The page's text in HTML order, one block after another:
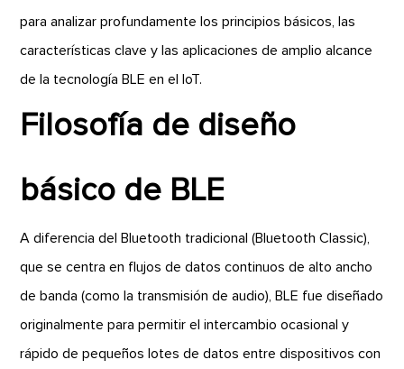
para analizar profundamente los principios básicos, las
características clave y las aplicaciones de amplio alcance
de la tecnología BLE en el IoT.
Filosofía de diseño
básico de BLE
A diferencia del Bluetooth tradicional (Bluetooth Classic),
que se centra en flujos de datos continuos de alto ancho
de banda (como la transmisión de audio), BLE fue diseñado
originalmente para permitir el intercambio ocasional y
rápido de pequeños lotes de datos entre dispositivos con